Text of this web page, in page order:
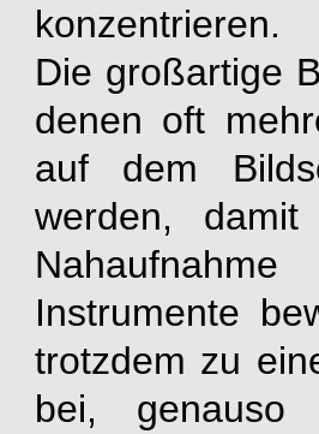
konzentrieren.
Die großartige
denen oft
auf dem
werden,
Instrumente
trotzdem zu
bei, genauso